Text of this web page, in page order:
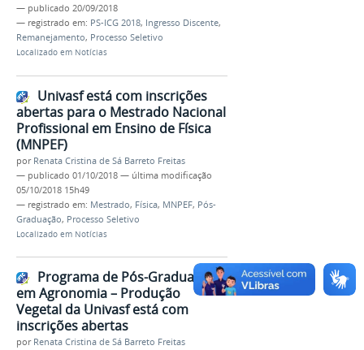
— publicado 20/09/2018
— registrado em: PS-ICG 2018, Ingresso Discente,
Remanejamento, Processo Seletivo
Localizado em Notícias
Univasf está com inscrições
abertas para o Mestrado Nacional
Profissional em Ensino de Física
(MNPEF)
por Renata Cristina de Sá Barreto Freitas
— publicado 01/10/2018 — última modificação
05/10/2018 15h49
— registrado em: Mestrado, Física, MNPEF, Pós-
Graduação, Processo Seletivo
Localizado em Notícias
Programa de Pós-Graduação
em Agronomia – Produção
Vegetal da Univasf está com
inscrições abertas
por Renata Cristina de Sá Barreto Freitas